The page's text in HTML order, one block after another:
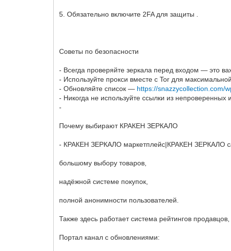
5. Обязательно включите 2FA для защиты .
Советы по безопасности
- Всегда проверяйте зеркала перед входом — это
- Используйте прокси вместе с Tor для
- Обновляйте список — https://snazzycollection.com/
- Никогда не используйте ссылки из непроверенных
-
Почему выбирают КРАКЕН ЗЕРКАЛО
- КРАКЕН ЗЕРКАЛО маркетплейс|КРАКЕН ЗЕРКАЛО
большому выбору товаров,
надёжной системе покупок,
полной анонимности пользователей.
Также здесь работает система рейтингов
Портал канал с обновлениями: